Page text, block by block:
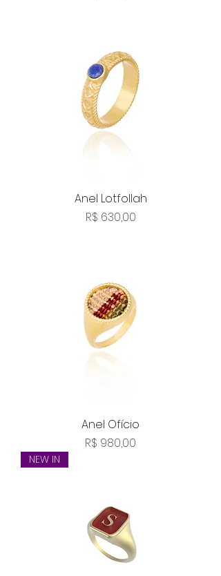
Anel Lotfollah
Preço
R$ 630,00
Anel Ofício
Preço
R$ 980,00
NEW IN